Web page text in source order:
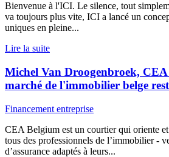
Bienvenue à l'ICI. Le silence, tout
va toujours plus vite, ICI a lancé un
uniques en pleine...
Lire la suite
Michel Van Droogenbroek,
marché de l'immobilier belge
Financement entreprise
CEA Belgium est un courtier qui oriente
tous des professionnels de l’immobilier -
d’assurance adaptés à leurs...